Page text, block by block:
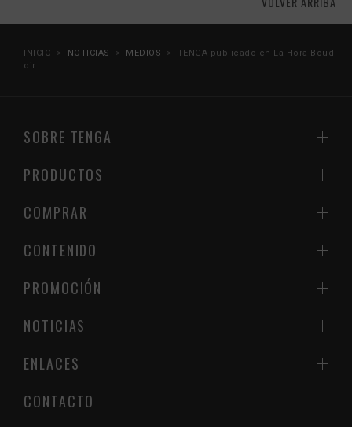
INICIO NOTICIAS MEDIOS
TENGA publicado en La Hora Boud
oir
SOBRE TENGA
PRODUCTOS
COMPRAR
CONTENIDO
NOTICIAS
CONTACTO
PROMOCIÓN
ENLACES